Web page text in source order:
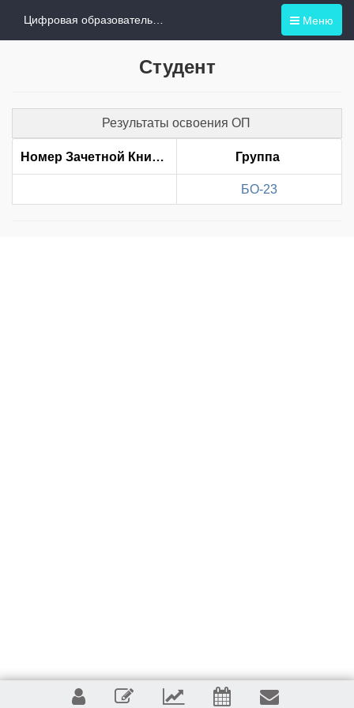
Меню
Студент
Результаты освоения ОП
Номер Зачетной Книжки Группа
БО-23